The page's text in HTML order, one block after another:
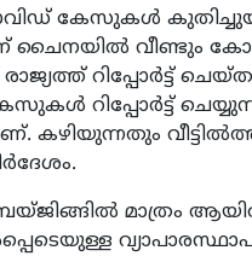
കേസുകള്‍
വീണ്ടും
റിപ്പോര്‍ട്ട് ചെയ്തത്.
റിപ്പോര്‍ട്ട്
കഴിയുന്നതും
മാത്രം